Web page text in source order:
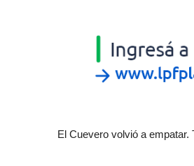
El Cuevero volvió a empatar.